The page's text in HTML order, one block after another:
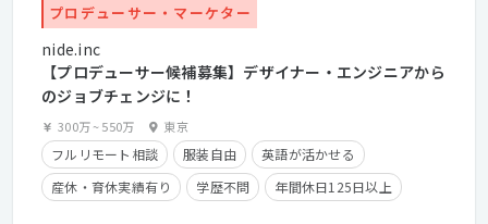
プロデューサー・マーケター
nide.inc
【プロデューサー候補募集】デザイナー・エンジニアから
のジョブチェンジに！
300万~550万 東京
フルリモート相談 服装自由
英語が活かせる
産休・育休実績有り
学歴不問
年間休日125日以上